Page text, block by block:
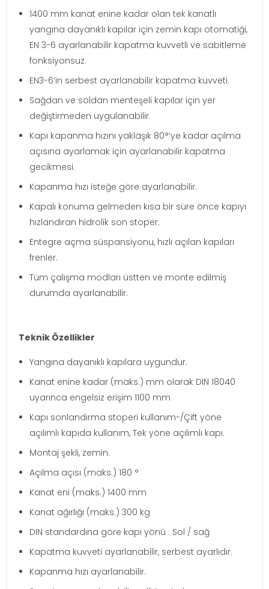
1400 mm kanat enine kadar olan tek kanatlı
yangına dayanıklı kapılar için zemin kapı otomatiği,
EN 3-6 ayarlanabilir kapatma kuvvetli ve sabitleme
fonksiyonsuz.
EN3-6’in serbest ayarlanabilir kapatma kuvveti.
Sağdan ve soldan menteşeli kapılar için yer
değiştirmeden uygulanabilir.
Kapı kapanma hızını yaklaşık 80°’ye kadar açılma
açısına ayarlamak için ayarlanabilir kapatma
gecikmesi.
Kapanma hızı isteğe göre ayarlanabilir.
Kapalı konuma gelmeden kısa bir süre önce kapıyı
hızlandıran hidrolik son stoper.
Entegre açma süspansiyonu, hızlı açılan kapıları
frenler.
Tüm çalışma modları üstten ve monte edilmiş
durumda ayarlanabilir.
Teknik Özellikler
Yangına dayanıklı kapılara uygundur.
Kanat enine kadar (maks.) mm olarak DIN 18040
uyarınca engelsiz erişim 1100 mm
Kapı sonlandırma stoperi kullanım-/Çift yöne
açılımlı kapıda kullanım, Tek yöne açılımlı kapı.
Montaj şekli, zemin.
Açılma açısı (maks.) 180 °
Kanat eni (maks.) 1400 mm
Kanat ağırlığı (maks.) 300 kg
DIN standardına göre kapı yönü : Sol / sağ
Kapatma kuvveti ayarlanabilir, serbest ayarlıdır.
Kapanma hızı ayarlanabilir.